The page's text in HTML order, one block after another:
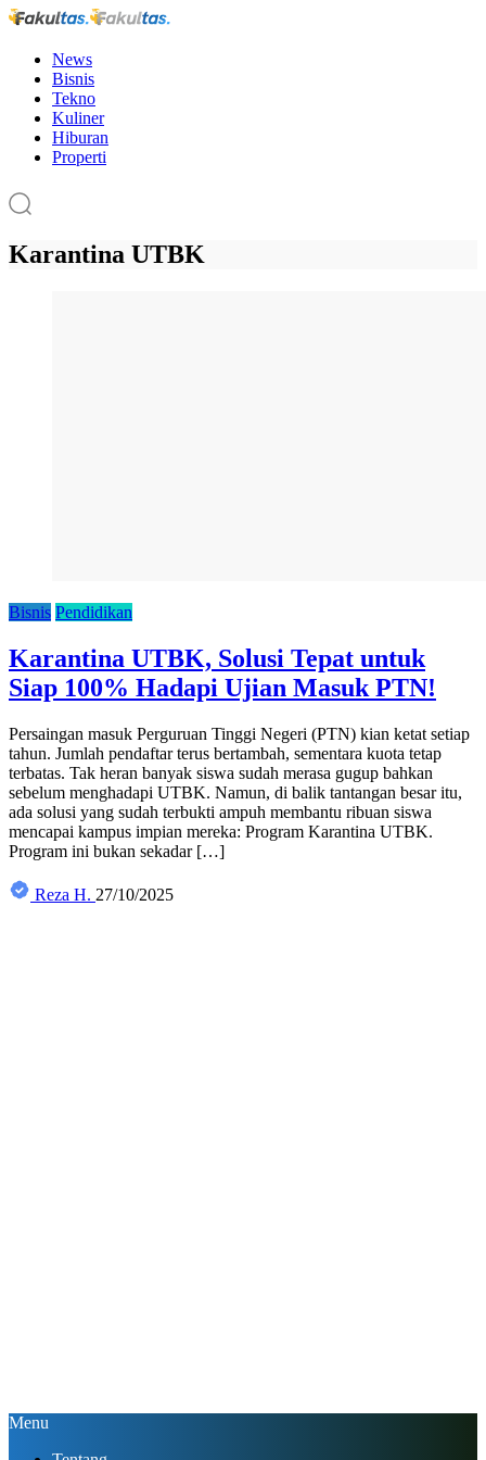
News
Bisnis
Tekno
Kuliner
Hiburan
Properti
Karantina UTBK
Bisnis Pendidikan
Karantina UTBK, Solusi Tepat untuk
Siap 100% Hadapi Ujian Masuk PTN!
Persaingan masuk Perguruan Tinggi Negeri (PTN) kian ketat setiap
tahun. Jumlah pendaftar terus bertambah, sementara kuota tetap
terbatas. Tak heran banyak siswa sudah merasa gugup bahkan
sebelum menghadapi UTBK. Namun, di balik tantangan besar itu,
ada solusi yang sudah terbukti ampuh membantu ribuan siswa
mencapai kampus impian mereka: Program Karantina UTBK.
Program ini bukan sekadar […]
Reza H. 27/10/2025
Menu